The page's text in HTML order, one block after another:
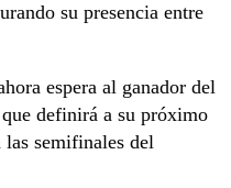
su presencia entre
espera al ganador del
definirá a su próximo
semifinales del